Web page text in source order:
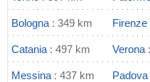
Bologna : 349 km Firenze
Catania : 497 km Verona
Messina : 437 km Padova